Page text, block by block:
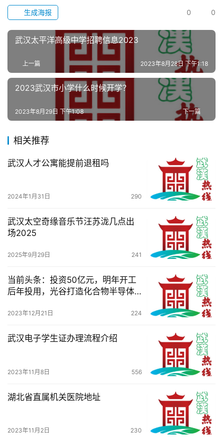
生
活
科
技
观
我
务
航
0 0
生成海报
武汉太平洋高级中学招聘信息2023
上一篇 2023年8月28日 下午1:18
2023武汉市小学什么时候开学？
下一篇
2023年8月29日 下午1:08
相关推荐
武汉人才公寓能提前退租吗
2024年1月31日 290
武汉太空奇缘音乐节汪苏泷几点出
场2025
2025年9月29日 241
当前头条：投资50亿元，明年开工
后年投用，光谷打造化合物半导体
2023年12月21日 224
武汉电子学生证办理流程介绍
2023年11月8日 556
湖北省直属机关医院地址
2023年11月2日 230